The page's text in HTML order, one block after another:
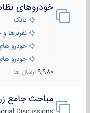
خودروهای
تانک
نفربرها و
خودرو های
خودرو
9,980 ارسال ها
مباحث جامع